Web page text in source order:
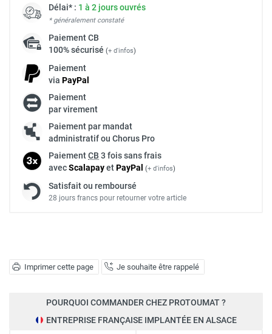
Imprimer cette page Je souhaite être rappelé
Délai* : 1 à 2 jours ouvrés
* généralement constaté
PaiementCB
100% sécurisé (+ d'infos)
Paiement
via PayPal
Paiement
par virement
Paiement par mandat
administratif ou Chorus Pro
PaiementCB 3 fois sans frais
avecScalapayetPayPal (+ d'infos)
Satisfait ou remboursé
28 jours francs pour retourner votre article
POURQUOI COMMANDER CHEZ PROTOUMAT ?
ENTREPRISE FRANÇAISE IMPLANTÉE EN ALSACE